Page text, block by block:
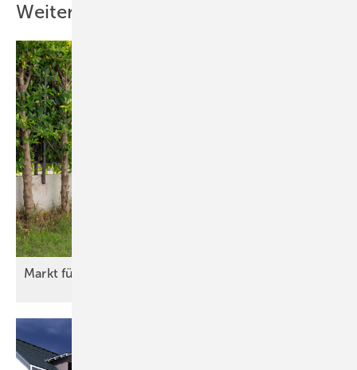
Weitere Inhalte
Markt für Raumklimageräte zieht wieder